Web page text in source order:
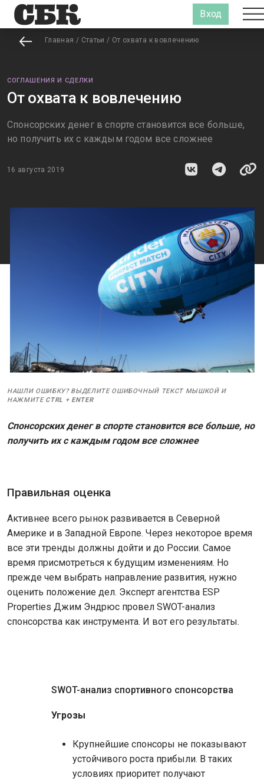
Вход
Главная / Статьи / От охвата к вовлечению
СОГЛАШЕНИЯ И СДЕЛКИ
От охвата к вовлечению
Спонсорских денег в спорте становится все больше,
но получить их с каждым годом все сложнее
16 августа 2019
НАШЛИ ОШИБКУ? ВЫДЕЛИТЕ ОШИБОЧНЫЙ ТЕКСТ МЫШКОЙ И
НАЖМИТЕ CTRL + ENTER
Спонсорских денег в спорте становится все больше, но
получить их с каждым годом все сложнее
Правильная оценка
Активнее всего рынок развивается в Северной
Америке и в Западной Европе. Через некоторое время
все эти тренды должны дойти и до России. Самое
время присмотреться к будущим изменениям. Но
прежде чем выбрать направление развития, нужно
оценить положение дел. Эксперт агентства ESP
Properties Джим Эндрюс провел SWOT-анализ
спонсорства как инструмента. И вот его результаты.
SWOT-анализ спортивного спонсорства
Угрозы
Крупнейшие спонсоры не показывают
устойчивого роста прибыли. В таких
условиях приоритет получают